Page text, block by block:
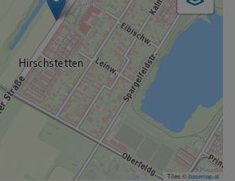
Tiles ©basemap.at